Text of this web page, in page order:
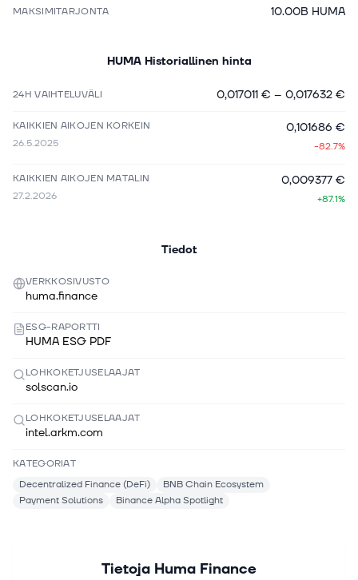
MAKSIMITARJONTA 10.00B HUMA
HUMA Historiallinen hinta
24H VAIHTELUVÄLI 0,017011 € – 0,017632 €
KAIKKIEN AIKOJEN KORKEIN
26.5.2025
0,101686 €
-82.7%
KAIKKIEN AIKOJEN MATALIN
27.2.2026
0,009377 €
+87.1%
Tiedot
VERKKOSIVUSTO
huma.finance
ESG-RAPORTTI
HUMA ESG PDF
LOHKOKETJUSELAAJAT
solscan.io
LOHKOKETJUSELAAJAT
intel.arkm.com
KATEGORIAT
Decentralized Finance (DeFi)
BNB Chain Ecosystem
Payment Solutions
Binance Alpha Spotlight
Tietoja Huma Finance